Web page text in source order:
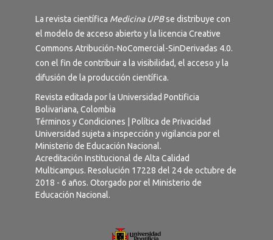
La revista científica Medicina UPBse distribuye con
el modelo de acceso abierto y la licencia Creative
Commons Atribución-NoComercial-SinDerivadas 4.0.
con el fin de contribuir a la visibilidad, el acceso y la
difusión de la producción científica.
Revista editada por la Universidad Pontificia
Bolivariana, Colombia
Términos y Condiciones | Política de Privacidad
Universidad sujeta a inspección y vigilancia por el
Ministerio de Educación Nacional.
Acreditación Institucional de Alta Calidad
Multicampus. Resolución 17228 del 24 de octubre de
2018 - 6 años. Otorgado por el Ministerio de
Educación Nacional.